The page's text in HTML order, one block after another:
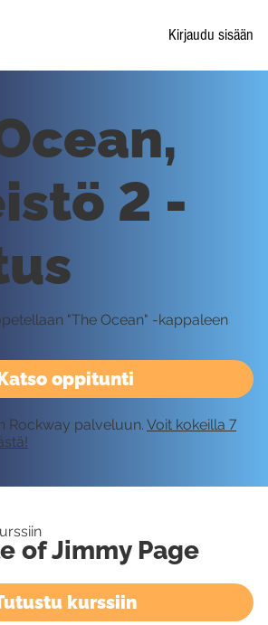
Kirjaudu sisään
oppitunti
2 -
"The Ocean" -kappaleen
Rockway palveluun. Voit kokeilla 7
of Jimmy Page
kurssiin